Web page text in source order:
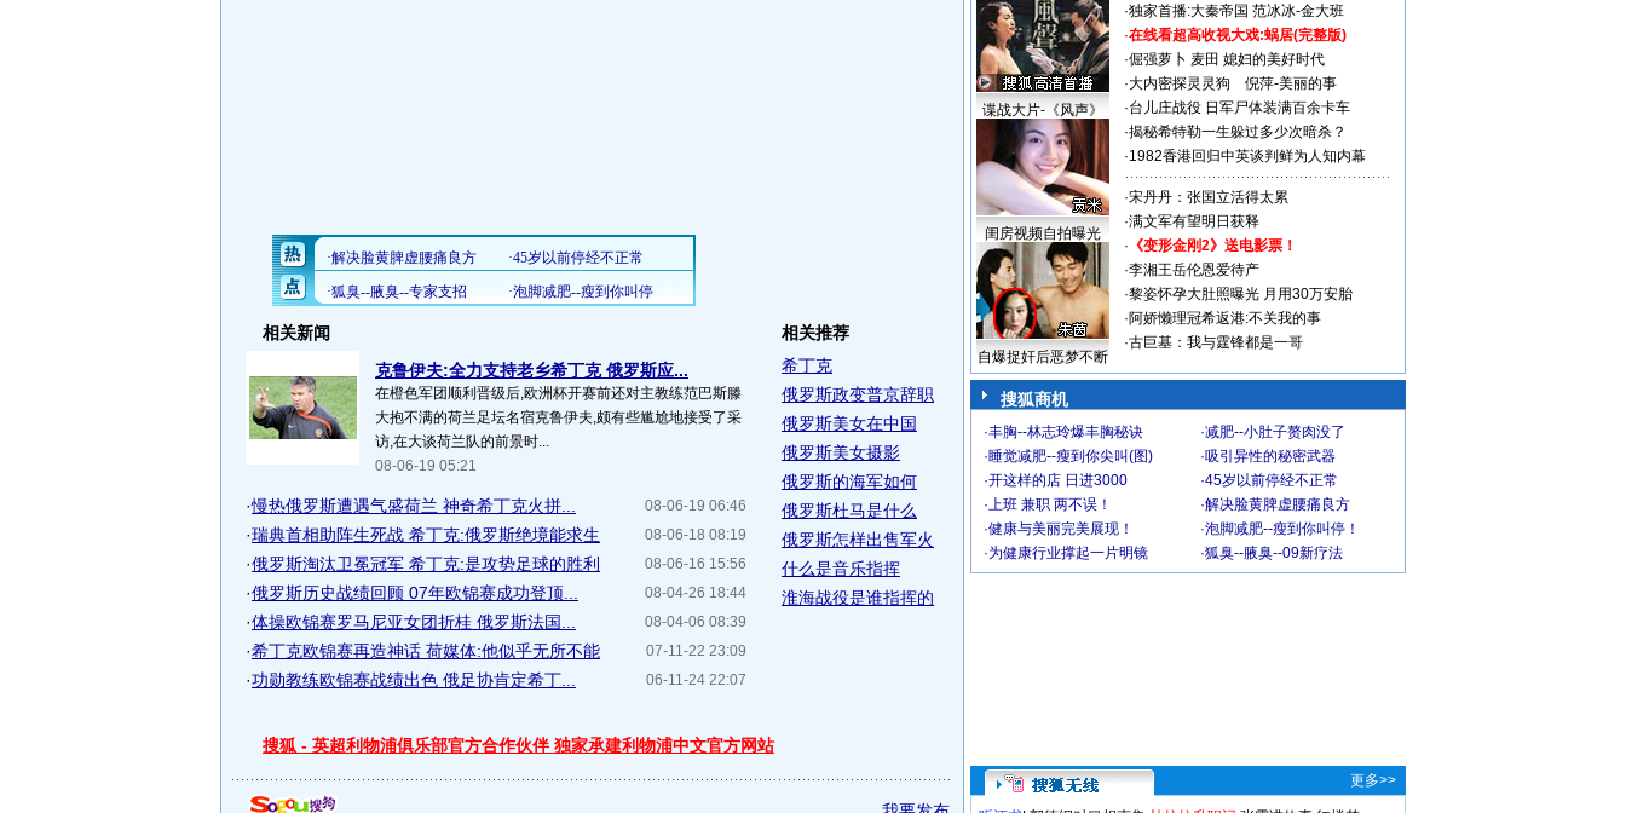
相关新闻
克鲁伊夫:全力支持老乡希丁克 俄罗斯应...
在橙色军团顺利晋级后,欧洲杯开赛前还对主教练范巴斯滕
大抱不满的荷兰足坛名宿克鲁伊夫,颇有些尴尬地接受了采
访,在大谈荷兰队的前景时...
08-06-19 05:21
08-06-19 06:46
·慢热俄罗斯遭遇气盛荷兰 神奇希丁克火拼...
08-06-18 08:19
·瑞典首相助阵生死战 希丁克:俄罗斯绝境能求生
08-06-16 15:56
·俄罗斯淘汰卫冕冠军 希丁克:是攻势足球的胜利
08-04-26 18:44
·俄罗斯历史战绩回顾 07年欧锦赛成功登顶...
08-04-06 08:39
·体操欧锦赛罗马尼亚女团折桂 俄罗斯法国...
07-11-22 23:09
·希丁克欧锦赛再造神话 荷媒体:他似乎无所不能
06-11-24 22:07
·功勋教练欧锦赛战绩出色 俄足协肯定希丁...
相关推荐
希丁克
俄罗斯政变普京辞职
俄罗斯美女在中国
俄罗斯美女摄影
俄罗斯的海军如何
俄罗斯杜马是什么
俄罗斯怎样出售军火
什么是音乐指挥
淮海战役是谁指挥的
搜狐 - 英超利物浦俱乐部官方合作伙伴 独家承建利物浦中文官方网站
谍战大片-《风声》
闺房视频自拍曝光
自爆捉奸后恶梦不断
·独家首播:大秦帝国 范冰冰-金大班
·在线看超高收视大戏:蜗居(完整版)
·倔强萝卜 麦田 媳妇的美好时代
·大内密探灵灵狗
倪萍-美丽的事
·台儿庄战役 日军尸体装满百余卡车
·揭秘希特勒一生躲过多少次暗杀？
·1982香港回归中英谈判鲜为人知内幕
·宋丹丹：张国立活得太累
·满文军有望明日获释
· 《变形金刚2》送电影票！
·李湘王岳伦恩爱待产
·黎姿怀孕大肚照曝光 月用30万安胎
·阿娇懒理冠希返港:不关我的事
·古巨基：我与霆锋都是一哥
搜狐商机
·丰胸--林志玲爆丰胸秘诀 ·减肥--小肚子赘肉没了
·睡觉减肥--瘦到你尖叫(图) ·吸引异性的秘密武器
·开这样的店 日进3000 ·45岁以前停经不正常
·上班 兼职 两不误！ ·解决脸黄脾虚腰痛良方
·健康与美丽完美展现！ ·泡脚减肥--瘦到你叫停！
·为健康行业撑起一片明镜 ·狐臭--腋臭--09新疗法
更多>>